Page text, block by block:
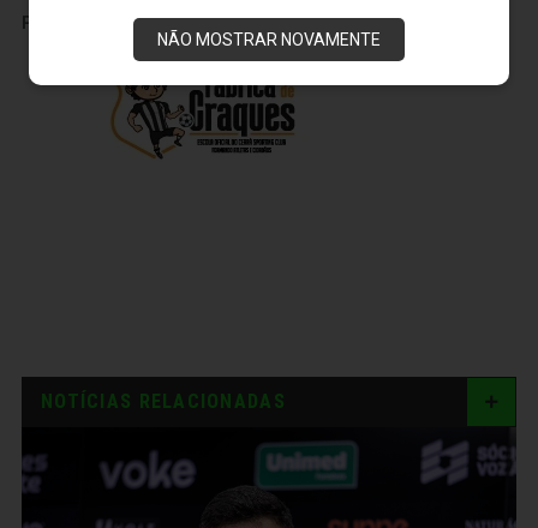
NÃO MOSTRAR NOVAMENTE
PUBLICIDADE
NOTÍCIAS RELACIONADAS